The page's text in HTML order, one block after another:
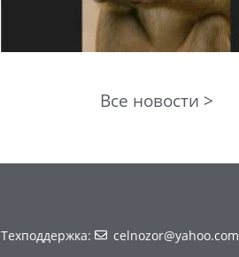
Все новости >
Техподдержка: celnozor@yahoo.com